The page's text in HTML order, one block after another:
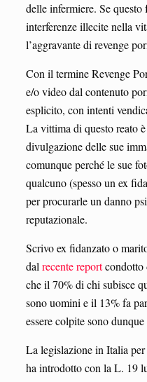
delle infermiere. Se questo
interferenze illecite nella
l’aggravante di revenge
Con il termine Revenge
e/o video dal contenuto
esplicito, con intenti
La vittima di questo reato
divulgazione delle sue
comunque perché le sue
qualcuno (spesso un ex
per procurarle un danno
reputazionale.
Scrivo ex fidanzato o
dal recente reportcondotto
che il 70% di chi subisce
sono uomini e il 13% fa
essere colpite sono
La legislazione in Italia
ha introdotto con la L. 19